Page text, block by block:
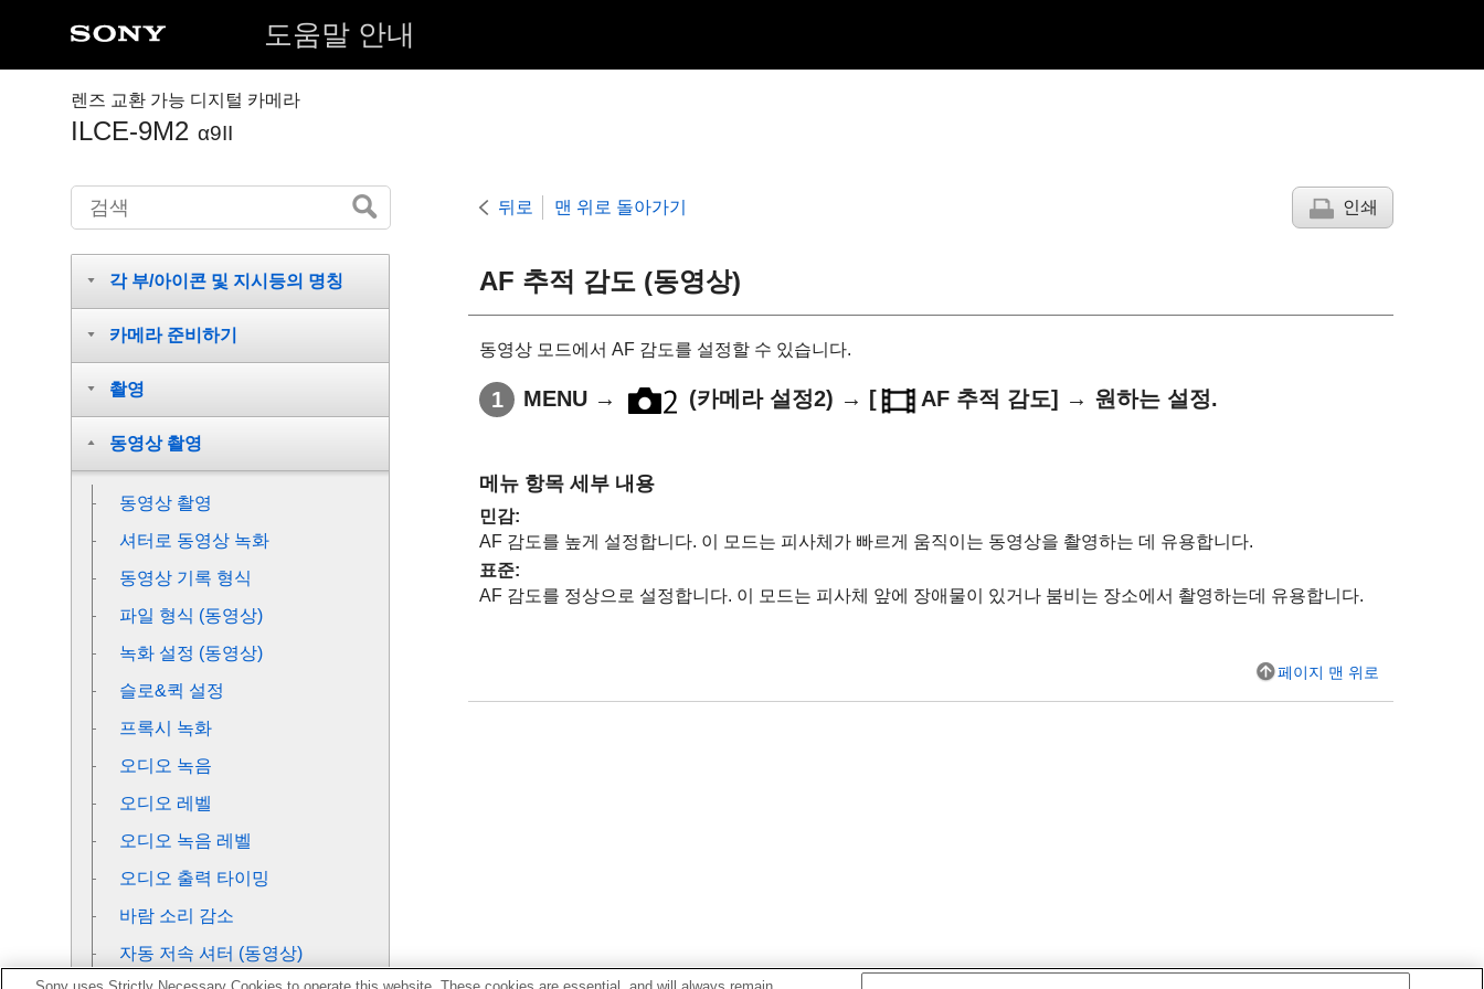
도움말 안내
렌즈 교환 가능 디지털 카메라
ILCE-9M2 α9II
뒤로 맨 위로 돌아가기 인쇄
AF 추적 감도 (동영상)
동영상 모드에서 AF 감도를 설정할 수 있습니다.
MENU → (카메라 설정2) → [ AF 추적 감도] → 원하는 설정.
메뉴 항목 세부 내용
민감:
AF 감도를 높게 설정합니다. 이 모드는 피사체가 빠르게 움직이는 동영상을 촬영하는 데 유용합니다.
표준:
AF 감도를 정상으로 설정합니다. 이 모드는 피사체 앞에 장애물이 있거나 붐비는 장소에서 촬영하는데 유용합니다.
페이지 맨 위로
각 부/아이콘 및 지시등의 명칭
카메라 준비하기
촬영
동영상 촬영
동영상 촬영
셔터로 동영상 녹화
동영상 기록 형식
파일 형식 (동영상)
녹화 설정 (동영상)
슬로&퀵 설정
프록시 녹화
오디오 녹음
오디오 레벨
오디오 녹음 레벨
오디오 출력 타이밍
바람 소리 감소
자동 저속 셔터 (동영상)